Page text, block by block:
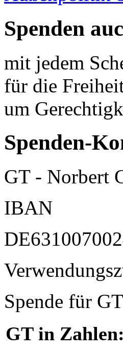
Spenden
mit jedem
für die
um
Spenden-
GT - Norbert
IBAN
Spende für GT
GT in Zahlen: